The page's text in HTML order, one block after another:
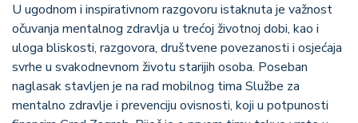
U ugodnom i inspirativnom razgovoru istaknuta je važnost
očuvanja mentalnog zdravlja u trećoj životnoj dobi, kao i
uloga bliskosti, razgovora, društvene povezanosti i osjećaja
svrhe u svakodnevnom životu starijih osoba. Poseban
naglasak stavljen je na rad mobilnog tima Službe za
mentalno zdravlje i prevenciju ovisnosti, koji u potpunosti